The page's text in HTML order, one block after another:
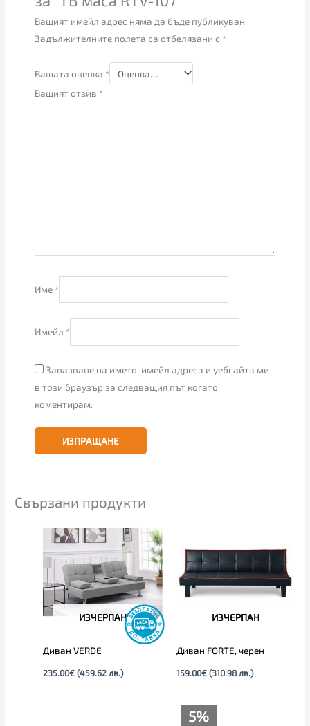
Вашият имейл адрес няма да бъде публикуван.
Задължителните полета са отбелязани с *
Вашата оценка *
Вашият отзив *
Име *
Имейл *
Запазване на името, имейл адреса и уебсайта ми
в този браузър за следващия път когато
коментирам.
Свързани продукти
ИЗЧЕРПАН
Диван VERDE
235.00€ (459.62 лв.)
ИЗЧЕРПАН
Диван FORTE, черен
159.00€ (310.98 лв.)
5%